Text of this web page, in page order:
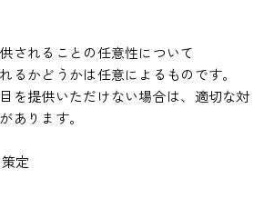
されることの任意性について
るかどうかは任意によるものです。
を提供いただけない場合は、適切な対
あります。
定